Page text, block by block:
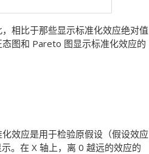
相比于那些显示标准化效应绝对值
图和 Pareto 图显示标准化效应的
效应是用于检验原假设（假设效应
。在 X 轴上，离 0 越远的效应的